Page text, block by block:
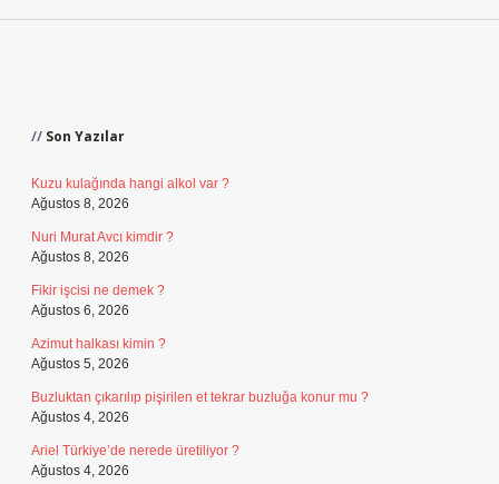
Son Yazılar
Kuzu kulağında hangi alkol var ?
Ağustos 8, 2026
Nuri Murat Avcı kimdir ?
Ağustos 8, 2026
Fikir işcisi ne demek ?
Ağustos 6, 2026
Azimut halkası kimin ?
Ağustos 5, 2026
Buzluktan çıkarılıp pişirilen et tekrar buzluğa konur mu ?
Ağustos 4, 2026
Ariel Türkiye’de nerede üretiliyor ?
Ağustos 4, 2026